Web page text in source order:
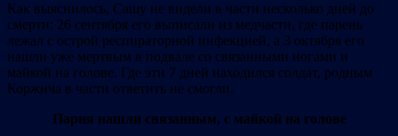
Как выяснилось, Сашу не видели в части несколько дней до
смерти: 26 сентября его выписали из медчасти, где парень
лежал с острой респираторной инфекцией, а 3 октября его
нашли уже мертвым в подвале со связанными ногами и
майкой на голове. Где эти 7 дней находился солдат, родным
Коржича в части ответить не смогли.
Парня нашли связанным, с майкой на голове